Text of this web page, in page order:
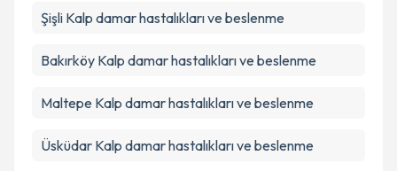
Şişli Kalp damar hastalıkları ve beslenme
Bakırköy Kalp damar hastalıkları ve beslenme
Maltepe Kalp damar hastalıkları ve beslenme
Üsküdar Kalp damar hastalıkları ve beslenme